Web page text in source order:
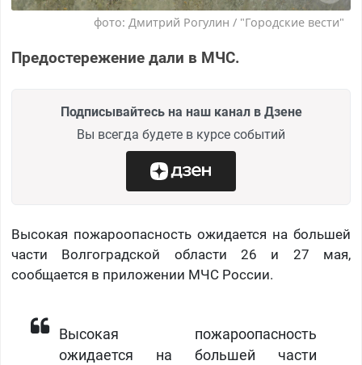
фото: Дмитрий Рогулин / "Городские вести"
Предостережение дали в МЧС.
Подписывайтесь на наш канал в Дзене
Вы всегда будете в курсе событий
Высокая пожароопасность ожидается на большей
части Волгоградской области 26 и 27 мая,
сообщается в приложении МЧС России.
Высокая пожароопасность
ожидается на большей части